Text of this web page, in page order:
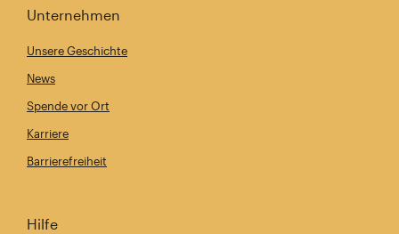
Unternehmen
Unsere Geschichte
News
Spende vor Ort
Karriere
Barrierefreiheit
Hilfe